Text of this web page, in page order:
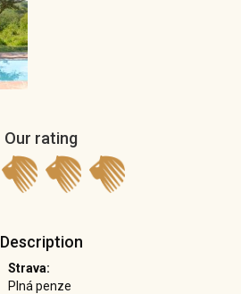
Our rating
Description
Strava:
Plná penze